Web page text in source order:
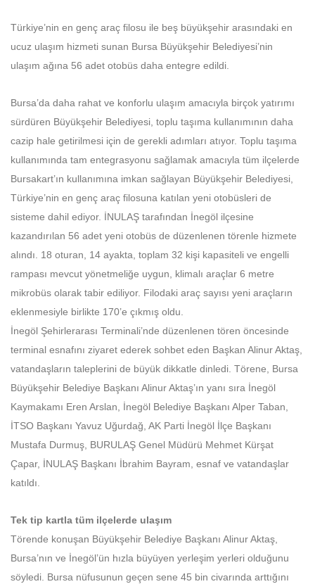
Türkiye’nin en genç araç filosu ile beş büyükşehir arasındaki en
ucuz ulaşım hizmeti sunan Bursa Büyükşehir Belediyesi’nin
ulaşım ağına 56 adet otobüs daha entegre edildi.
Bursa’da daha rahat ve konforlu ulaşım amacıyla birçok yatırımı
sürdüren Büyükşehir Belediyesi, toplu taşıma kullanımının daha
cazip hale getirilmesi için de gerekli adımları atıyor. Toplu taşıma
kullanımında tam entegrasyonu sağlamak amacıyla tüm ilçelerde
Bursakart’ın kullanımına imkan sağlayan Büyükşehir Belediyesi,
Türkiye’nin en genç araç filosuna katılan yeni otobüsleri de
sisteme dahil ediyor. İNULAŞ tarafından İnegöl ilçesine
kazandırılan 56 adet yeni otobüs de düzenlenen törenle hizmete
alındı. 18 oturan, 14 ayakta, toplam 32 kişi kapasiteli ve engelli
rampası mevcut yönetmeliğe uygun, klimalı araçlar 6 metre
mikrobüs olarak tabir ediliyor. Filodaki araç sayısı yeni araçların
eklenmesiyle birlikte 170’e çıkmış oldu.
İnegöl Şehirlerarası Terminali’nde düzenlenen tören öncesinde
terminal esnafını ziyaret ederek sohbet eden Başkan Alinur Aktaş,
vatandaşların taleplerini de büyük dikkatle dinledi. Törene, Bursa
Büyükşehir Belediye Başkanı Alinur Aktaş’ın yanı sıra İnegöl
Kaymakamı Eren Arslan, İnegöl Belediye Başkanı Alper Taban,
İTSO Başkanı Yavuz Uğurdağ, AK Parti İnegöl İlçe Başkanı
Mustafa Durmuş, BURULAŞ Genel Müdürü Mehmet Kürşat
Çapar, İNULAŞ Başkanı İbrahim Bayram, esnaf ve vatandaşlar
katıldı.
Tek tip kartla tüm ilçelerde ulaşım
Törende konuşan Büyükşehir Belediye Başkanı Alinur Aktaş,
Bursa’nın ve İnegöl’ün hızla büyüyen yerleşim yerleri olduğunu
söyledi. Bursa nüfusunun geçen sene 45 bin civarında arttığını